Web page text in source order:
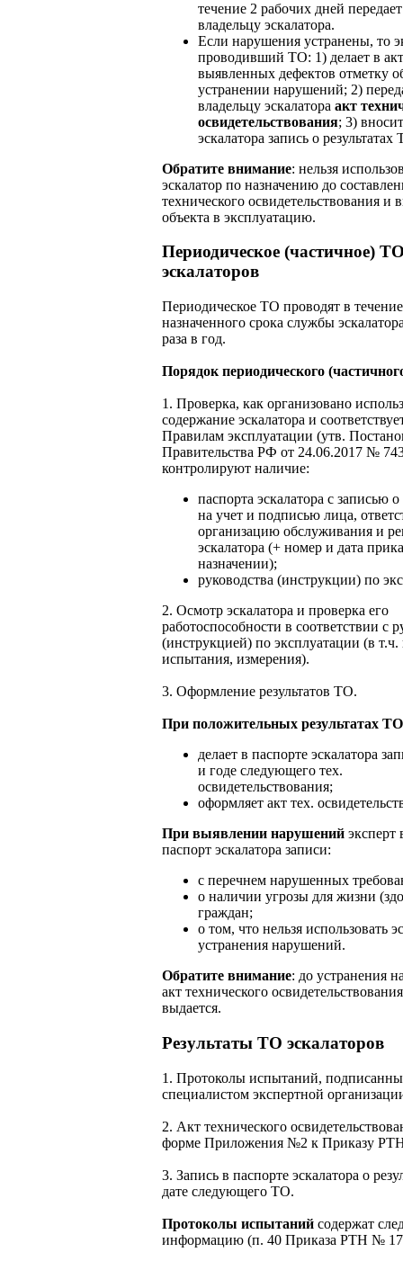
течение 2 рабочих дней
владельцу эскалатора.
Если нарушения устранены, то
проводивший ТО: 1) делает в
выявленных дефектов отметку
устранении нарушений; 2)
владельцу эскалатора акт
освидетельствования; 3)
эскалатора запись о результатах
Обратите внимание: нельзя
эскалатор по назначению до
технического освидетельствования и
объекта в эксплуатацию.
Периодическое (частичное)
эскалаторов
Периодическое ТО проводят в течение
назначенного срока службы
раза в год.
Порядок периодического
1. Проверка, как организовано
содержание эскалатора и
Правилам эксплуатации (утв.
Правительства РФ от 24.06.2017 №
контролируют наличие:
паспорта эскалатора с записью
на учет и подписью лица,
организацию обслуживания и
эскалатора (+ номер и дата
назначении);
руководства (инструкции) по
2. Осмотр эскалатора и проверка его
работоспособности в соответствии с
(инструкцией) по эксплуатации (в т.ч.
испытания, измерения).
3. Оформление результатов ТО.
При положительных результатах ТО
делает в паспорте эскалатора
и годе следующего тех.
освидетельствования;
оформляет акт тех.
При выявлении нарушений эксперт
паспорт эскалатора записи:
с перечнем нарушенных
о наличии угрозы для жизни
граждан;
о том, что нельзя использовать
устранения нарушений.
Обратите внимание: до устранения
акт технического
выдается.
Результаты ТО эскалаторов
1. Протоколы испытаний,
специалистом экспертной
2. Акт технического
форме Приложения №2 к Приказу
3. Запись в паспорте эскалатора о
дате следующего ТО.
Протоколы испытаний содержат
информацию (п. 40 Приказа РТН №